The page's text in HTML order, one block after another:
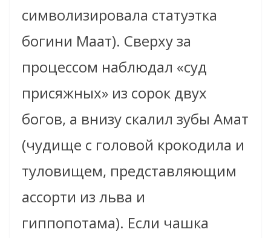
символизировала статуэтка
богини Маат). Сверху за
процессом наблюдал «суд
присяжных» из сорок двух
богов, а внизу скалил зубы Амат
(чудище с головой крокодила и
туловищем, представляющим
ассорти из льва и
гиппопотама). Если чашка